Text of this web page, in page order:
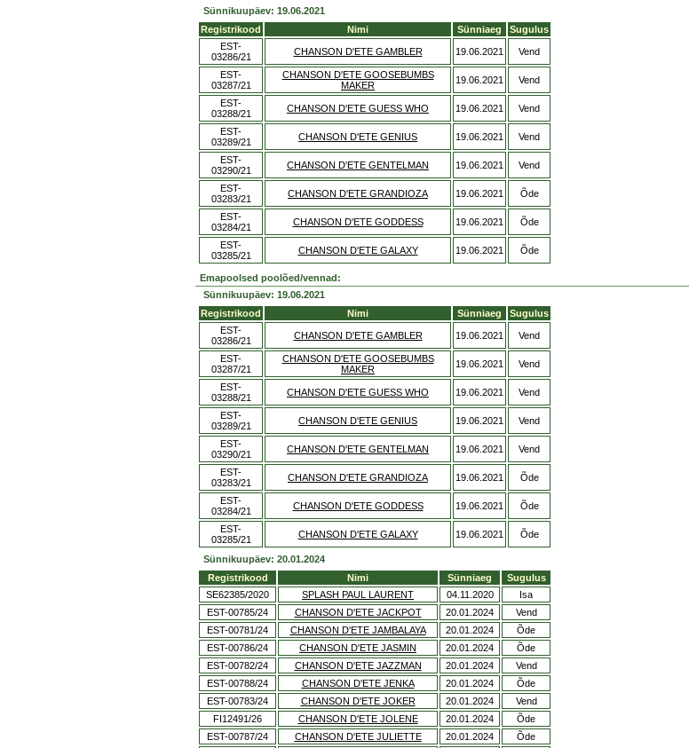
Sünnikuupäev: 19.06.2021
Registrikood
Nimi Sünniaeg
Sugulus
EST-
03286/21
CHANSON D'ETE GAMBLER 19.06.2021 Vend
EST-
03287/21
CHANSON D'ETE GOOSEBUMBS
MAKER
19.06.2021 Vend
EST-
03288/21
CHANSON D'ETE GUESS WHO 19.06.2021 Vend
EST-
03289/21
CHANSON D'ETE GENIUS 19.06.2021 Vend
EST-
03290/21
CHANSON D'ETE GENTELMAN 19.06.2021 Vend
EST-
03283/21
CHANSON D'ETE GRANDIOZA 19.06.2021 Õde
EST-
03284/21
CHANSON D'ETE GODDESS 19.06.2021 Õde
EST-
03285/21
CHANSON D'ETE GALAXY 19.06.2021 Õde
Emapoolsed poolõed/vennad:
Sünnikuupäev: 19.06.2021
Registrikood
Nimi Sünniaeg
Sugulus
EST-
03286/21
CHANSON D'ETE GAMBLER 19.06.2021 Vend
EST-
03287/21
CHANSON D'ETE GOOSEBUMBS
MAKER
19.06.2021 Vend
EST-
03288/21
CHANSON D'ETE GUESS WHO 19.06.2021 Vend
EST-
03289/21
CHANSON D'ETE GENIUS 19.06.2021 Vend
EST-
03290/21
CHANSON D'ETE GENTELMAN 19.06.2021 Vend
EST-
03283/21
CHANSON D'ETE GRANDIOZA 19.06.2021 Õde
EST-
03284/21
CHANSON D'ETE GODDESS 19.06.2021 Õde
EST-
03285/21
CHANSON D'ETE GALAXY 19.06.2021 Õde
Sünnikuupäev: 20.01.2024
Registrikood
Nimi Sünniaeg
Sugulus
SE62385/2020
SPLASH PAUL LAURENT 04.11.2020
Isa
EST-00785/24
CHANSON D'ETE JACKPOT 20.01.2024
Vend
EST-00781/24
CHANSON D'ETE JAMBALAYA 20.01.2024
Õde
EST-00786/24
CHANSON D'ETE JASMIN 20.01.2024
Õde
EST-00782/24
CHANSON D'ETE JAZZMAN 20.01.2024
Vend
EST-00788/24
CHANSON D'ETE JENKA 20.01.2024
Õde
EST-00783/24
CHANSON D'ETE JOKER 20.01.2024
Vend
FI12491/26
CHANSON D'ETE JOLENE 20.01.2024
Õde
EST-00787/24
CHANSON D'ETE JULIETTE 20.01.2024 Õde